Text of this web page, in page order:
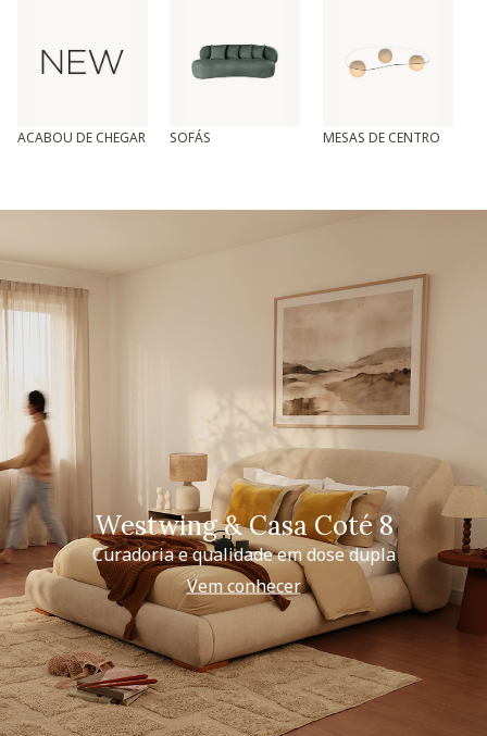
ACABOU DE CHEGAR SOFÁS MESAS DE CENTRO
Westwing & Casa Coté 8
Curadoria e qualidade em dose dupla
Vem conhecer